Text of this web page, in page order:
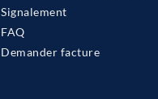
Signalement
FAQ
Demander facture